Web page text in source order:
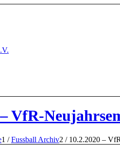
– VfR-
1 / Fussball Archiv2 / 10.2.2020 –